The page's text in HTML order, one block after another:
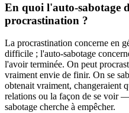
En quoi l'auto-sabotage
procrastination ?
La procrastination concerne en
difficile ; l'auto-sabotage
l'avoir terminée. On peut
vraiment envie de finir. On se
obtenait vraiment, changeraient
relations ou la façon de se voir
sabotage cherche à empêcher.